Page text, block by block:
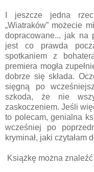
I jeszcze jedna
„Wiatraków” możecie
dopracowane... jak na
jest co prawda
spotkaniem z
premiera mogła
dobrze się składa.
sięgną po
szkoda, że nie
zaskoczeniem. Jeśli
to polecam, genialna
wcześniej po
kryminał, jaki czytałam
Książkę można